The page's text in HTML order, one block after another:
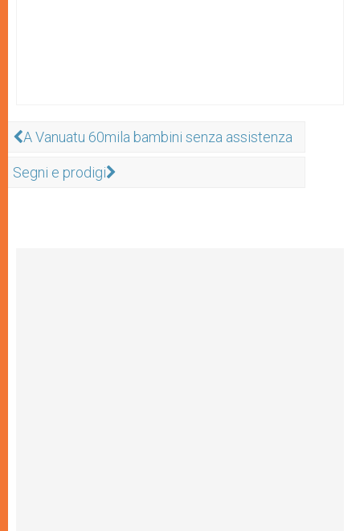
A Vanuatu 60mila bambini senza assistenza
Segni e prodigi